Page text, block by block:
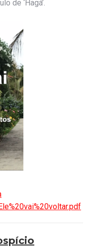
de ‘Hagá’.